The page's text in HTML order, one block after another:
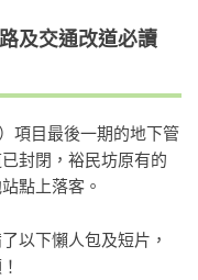
及交通改道必讀
項目最後一期的地下管
封閉，裕民坊原有的
點上落客。
以下懶人包及短片，